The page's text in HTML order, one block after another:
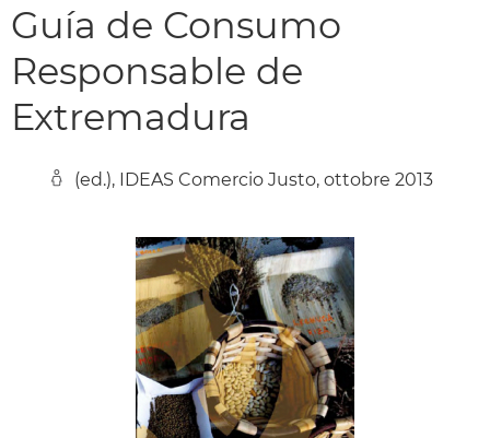
Guía de Consumo
Responsable de
Extremadura
(ed.), IDEAS Comercio Justo, ottobre 2013